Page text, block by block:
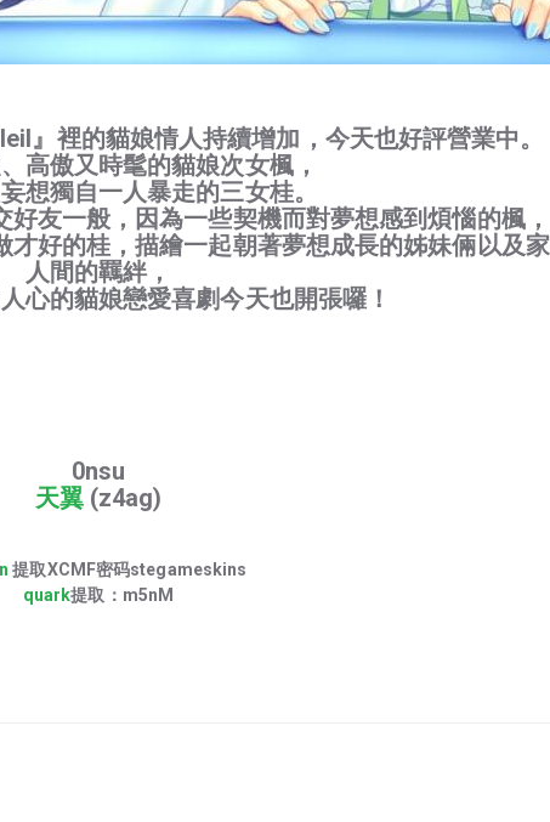
』裡的貓娘情人持續增加，今天也好評營業中。
高傲又時髦的貓娘次女楓，
想獨自一人暴走的三女桂。
友一般，因為一些契機而對夢想感到煩惱的楓，
好的桂，描繪一起朝著夢想成長的姊妹倆以及家
人間的羈絆，
心的貓娘戀愛喜劇今天也開張囉！
0nsu
天翼(z4ag)
提取XCMF密码stegameskins
quark提取：m5nM